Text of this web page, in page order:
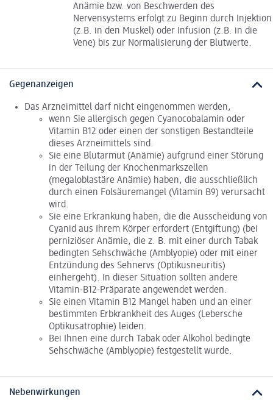
Anämie bzw. von Beschwerden des
Nervensystems erfolgt zu Beginn durch Injektion
(z.B. in den Muskel) oder Infusion (z.B. in die
Vene) bis zur Normalisierung der Blutwerte.
Gegenanzeigen
Das Arzneimittel darf nicht eingenommen werden,
wenn Sie allergisch gegen Cyanocobalamin oder
Vitamin B12 oder einen der sonstigen Bestandteile
dieses Arzneimittels sind.
Sie eine Blutarmut (Anämie) aufgrund einer Störung
in der Teilung der Knochenmarkszellen
(megaloblastäre Anämie) haben, die ausschließlich
durch einen Folsäuremangel (Vitamin B9) verursacht
wird.
Sie eine Erkrankung haben, die die Ausscheidung von
Cyanid aus Ihrem Körper erfordert (Entgiftung) (bei
perniziöser Anämie, die z. B. mit einer durch Tabak
bedingten Sehschwäche (Amblyopie) oder mit einer
Entzündung des Sehnervs (Optikusneuritis)
einhergeht). In dieser Situation sollten andere
Vitamin-B12-Präparate angewendet werden.
Sie einen Vitamin B12 Mangel haben und an einer
bestimmten Erbkrankheit des Auges (Lebersche
Optikusatrophie) leiden.
Bei Ihnen eine durch Tabak oder Alkohol bedingte
Sehschwäche (Amblyopie) festgestellt wurde.
Nebenwirkungen